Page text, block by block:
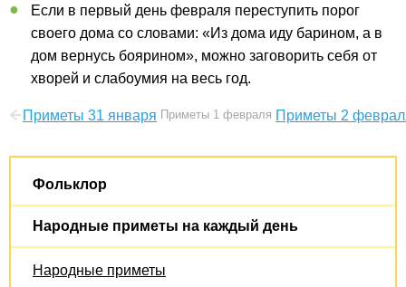
Если в первый день февраля переступить порог
своего дома со словами: «Из дома иду барином, а в
дом вернусь боярином», можно заговорить себя от
хворей и слабоумия на весь год.
Приметы 31 января Приметы 1 февраля Приметы 2
Фольклор
Народные приметы на каждый день
Народные приметы